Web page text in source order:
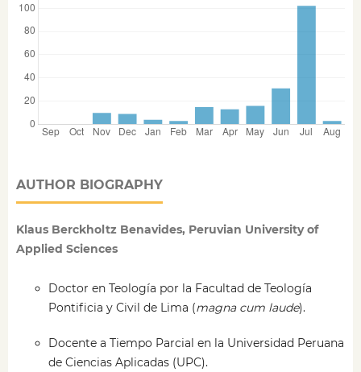
AUTHOR BIOGRAPHY
Klaus Berckholtz Benavides, Peruvian University of
Applied Sciences
Doctor en Teología por la Facultad de Teología
Pontificia y Civil de Lima (magna cum laude).
Docente a Tiempo Parcial en la Universidad Peruana
de Ciencias Aplicadas (UPC).